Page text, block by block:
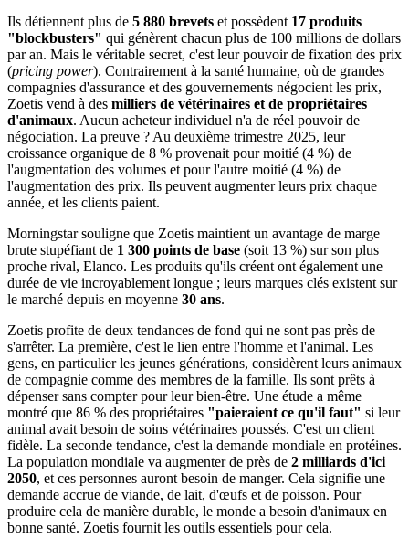
Ils détiennent plus de 5 880 brevets et possèdent 17 produits
"blockbusters" qui génèrent chacun plus de 100 millions de dollars
par an. Mais le véritable secret, c'est leur pouvoir de fixation des prix
(pricing power). Contrairement à la santé humaine, où de grandes
compagnies d'assurance et des gouvernements négocient les prix,
Zoetis vend à des milliers de vétérinaires et de propriétaires
d'animaux. Aucun acheteur individuel n'a de réel pouvoir de
négociation. La preuve ? Au deuxième trimestre 2025, leur
croissance organique de 8 % provenait pour moitié (4 %) de
l'augmentation des volumes et pour l'autre moitié (4 %) de
l'augmentation des prix. Ils peuvent augmenter leurs prix chaque
année, et les clients paient.
Morningstar souligne que Zoetis maintient un avantage de marge
brute stupéfiant de 1 300 points de base (soit 13 %) sur son plus
proche rival, Elanco. Les produits qu'ils créent ont également une
durée de vie incroyablement longue ; leurs marques clés existent sur
le marché depuis en moyenne 30 ans.
Zoetis profite de deux tendances de fond qui ne sont pas près de
s'arrêter. La première, c'est le lien entre l'homme et l'animal. Les
gens, en particulier les jeunes générations, considèrent leurs animaux
de compagnie comme des membres de la famille. Ils sont prêts à
dépenser sans compter pour leur bien-être. Une étude a même
montré que 86 % des propriétaires "paieraient ce qu'il faut" si leur
animal avait besoin de soins vétérinaires poussés. C'est un client
fidèle. La seconde tendance, c'est la demande mondiale en protéines.
La population mondiale va augmenter de près de 2 milliards d'ici
2050, et ces personnes auront besoin de manger. Cela signifie une
demande accrue de viande, de lait, d'œufs et de poisson. Pour
produire cela de manière durable, le monde a besoin d'animaux en
bonne santé. Zoetis fournit les outils essentiels pour cela.